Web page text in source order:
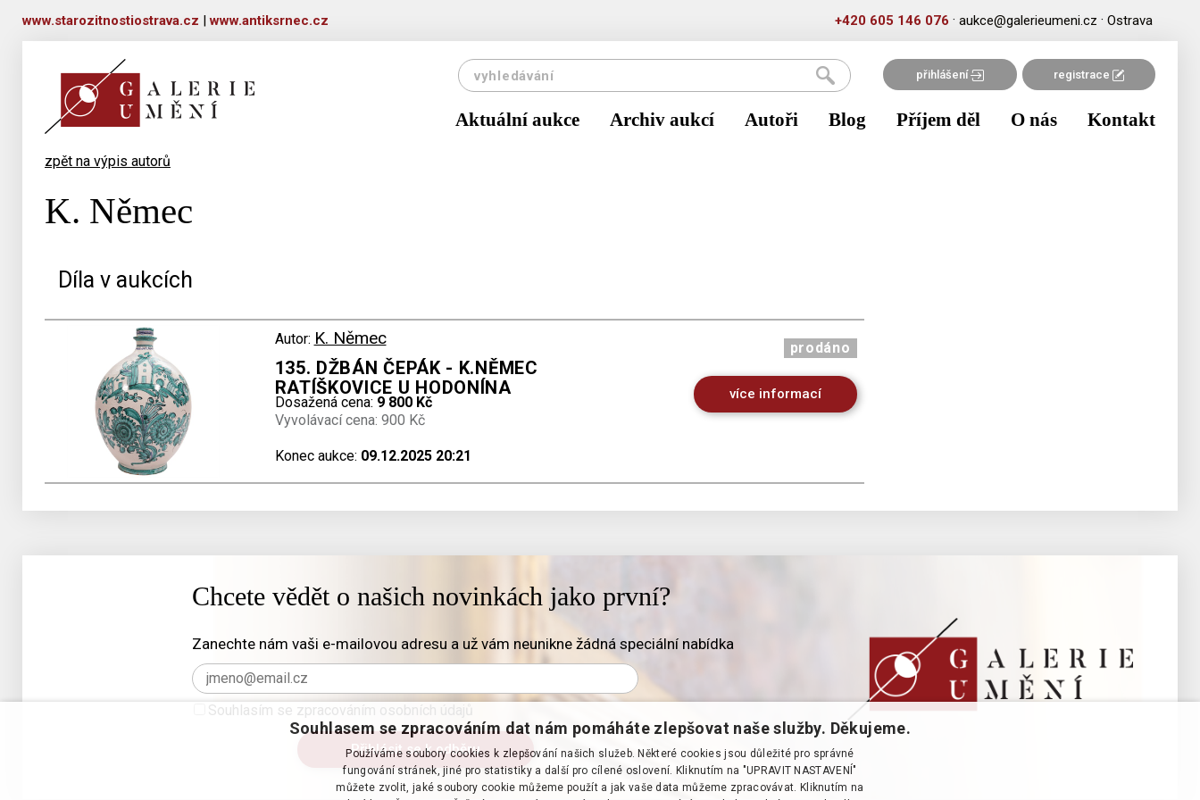
www.starozitnostiostrava.cz |www.antiksrnec.cz +420 605 146 076 · aukce@galerieumeni.cz · Ostrava
přihlášení registrace
Aktuální aukce Archiv aukcí Autoři Blog Příjem děl O nás Kontakt
zpět na výpis autorů
K. Němec
Díla v aukcích
Autor: K. Němec
135. DŽBÁN ČEPÁK - K.NĚMEC
RATÍŠKOVICE U HODONÍNA
Dosažená cena: 9 800 Kč
Vyvolávací cena: 900 Kč
Konec aukce: 09.12.2025 20:21
prodáno
více informací
Chcete vědět o našich novinkách jako první?
Zanechte nám vaši e-mailovou adresu a už vám neunikne žádná speciální nabídka
Souhlasím se zpracováním osobních údajů
Souhlasem se zpracováním dat nám pomáháte zlepšovat naše služby. Děkujeme.
Používáme soubory cookies k zlepšování našich služeb. Některé cookies jsou důležité pro správné
fungování stránek, jiné pro statistiky a další pro cílené oslovení. Kliknutím na "UPRAVIT NASTAVENÍ"
můžete zvolit, jaké soubory cookie můžeme použít a jak vaše data můžeme zpracovávat. Kliknutím na